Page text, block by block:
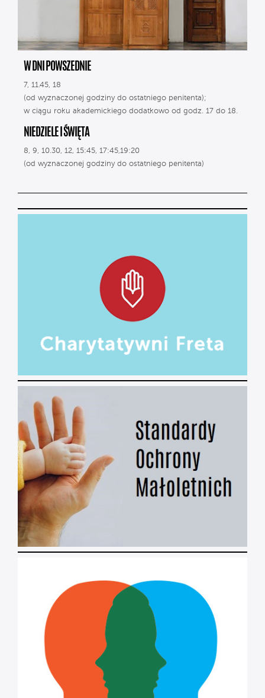
W DNI POWSZEDNIE
7, 11.45, 18
(od wyznaczonej godziny do ostatniego penitenta);
w ciągu roku akademickiego dodatkowo od godz. 17 do 18.
NIEDZIELE I ŚWIĘTA
8, 9, 10.30, 12, 15:45, 17:45,19:20
(od wyznaczonej godziny do ostatniego penitenta)